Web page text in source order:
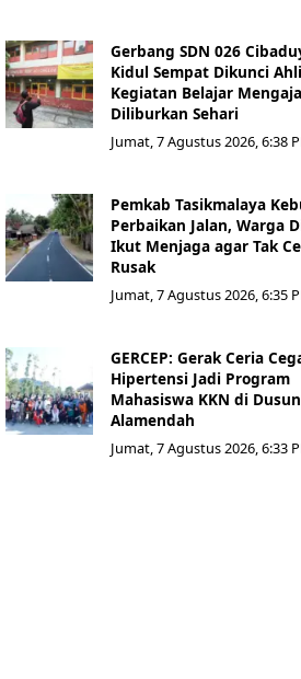
Gerbang SDN 026
Kidul Sempat Dikunci
Kegiatan Belajar
Diliburkan Sehari
Jumat, 7 Agustus 2026, 6:38
Pemkab Tasikmalaya
Perbaikan Jalan, Warga
Ikut Menjaga agar Tak
Rusak
Jumat, 7 Agustus 2026, 6:35
GERCEP: Gerak Ceria
Hipertensi Jadi Program
Mahasiswa KKN di
Alamendah
Jumat, 7 Agustus 2026, 6:33